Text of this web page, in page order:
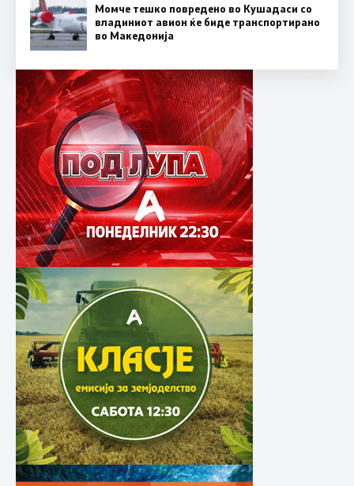
Момче тешко повредено во Кушадаси со
владиниот авион ќе биде транспортирано
во Македонија